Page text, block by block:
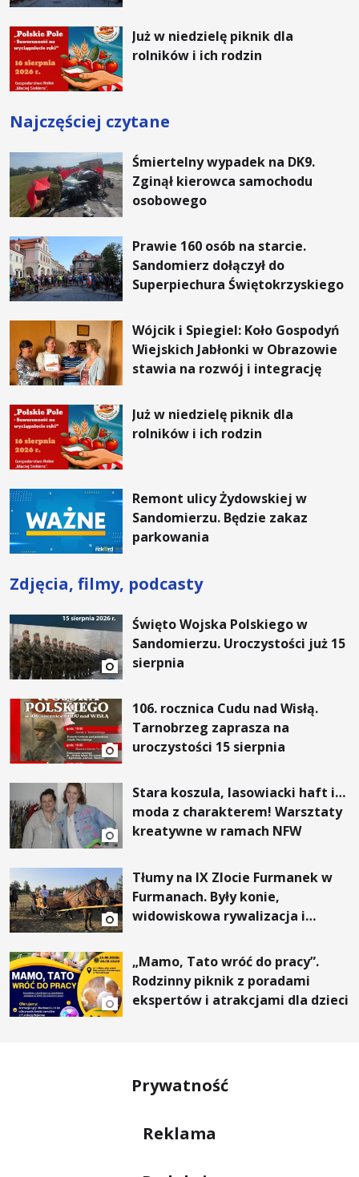
Już w niedzielę piknik dla
rolników i ich rodzin
Najczęściej czytane
Śmiertelny wypadek na DK9.
Zginął kierowca samochodu
osobowego
Prawie 160 osób na starcie.
Sandomierz dołączył do
Superpiechura Świętokrzyskiego
Wójcik i Spiegiel: Koło Gospodyń
Wiejskich Jabłonki w Obrazowie
stawia na rozwój i integrację
Już w niedzielę piknik dla
rolników i ich rodzin
Remont ulicy Żydowskiej w
Sandomierzu. Będzie zakaz
parkowania
Zdjęcia, filmy, podcasty
Święto Wojska Polskiego w
Sandomierzu. Uroczystości już 15
sierpnia
106. rocznica Cudu nad Wisłą.
Tarnobrzeg zaprasza na
uroczystości 15 sierpnia
Stara koszula, lasowiacki haft i…
moda z charakterem! Warsztaty
kreatywne w ramach NFW
Tłumy na IX Zlocie Furmanek w
Furmanach. Były konie,
widowiskowa rywalizacja i
„Mamo, Tato wróć do pracy”.
Rodzinny piknik z poradami
ekspertów i atrakcjami dla dzieci
Prywatność
Reklama